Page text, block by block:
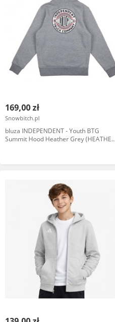
169,00 zł
Snowbitch.pl
bluza INDEPENDENT - Youth BTG
Summit Hood Heather Grey (HEATHER